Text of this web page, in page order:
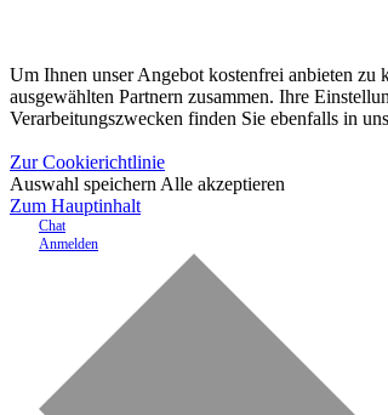
Um Ihnen unser Angebot kostenfrei anbieten
ausgewählten Partnern zusammen. Ihre
Verarbeitungszwecken finden Sie ebenfalls in
Zur Cookierichtlinie
Auswahl speichern Alle akzeptieren
Zum Hauptinhalt
Chat
Anmelden